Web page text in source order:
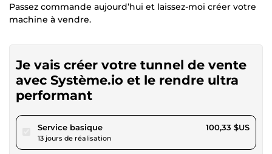
Passez commande aujourd’hui et laissez-moi créer votre
machine à vendre.
Je vais créer votre tunnel de vente
avec Système.io et le rendre ultra
performant
Service basiquepour 92,47 $US
13 jours de réalisation
100,33 $US